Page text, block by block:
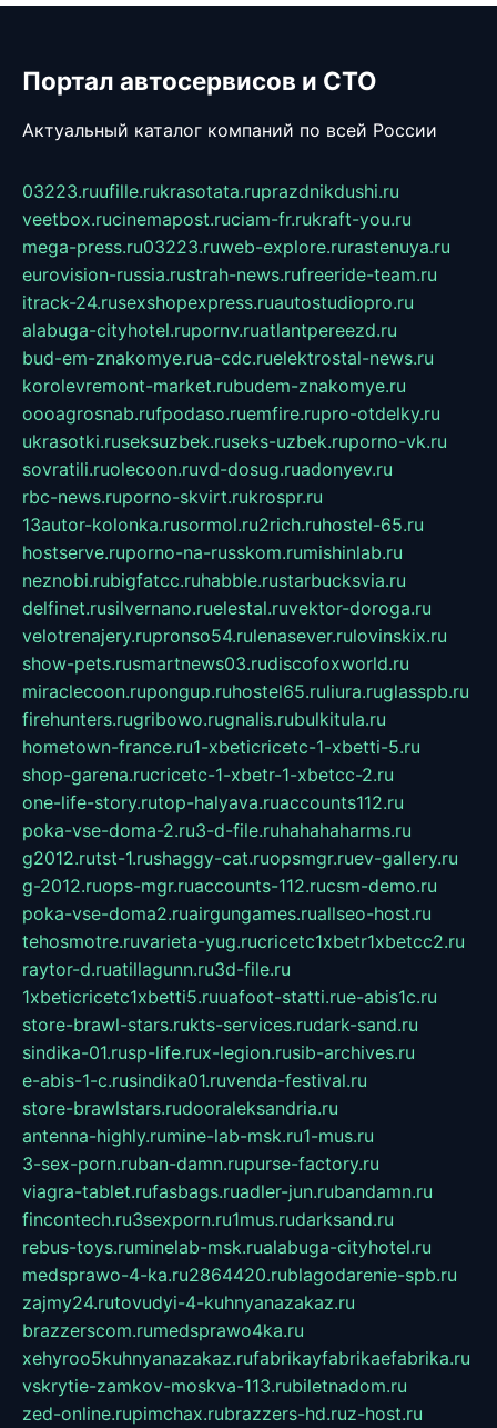
Портал автосервисов и СТО
Актуальный каталог компаний по всей России
03223.ruufille.rukrasotata.ruprazdnikdushi.ru
veetbox.rucinemapost.ruciam-fr.rukraft-you.ru
mega-press.ru03223.ruweb-explore.rurastenuya.ru
eurovision-russia.rustrah-news.rufreeride-team.ru
itrack-24.rusexshopexpress.ruautostudiopro.ru
alabuga-cityhotel.rupornv.ruatlantpereezd.ru
bud-em-znakomye.rua-cdc.ruelektrostal-news.ru
korolevremont-market.rubudem-znakomye.ru
oooagrosnab.rufpodaso.ruemfire.rupro-otdelky.ru
ukrasotki.ruseksuzbek.ruseks-uzbek.ruporno-vk.ru
sovratili.ruolecoon.ruvd-dosug.ruadonyev.ru
rbc-news.ruporno-skvirt.rukrospr.ru
13autor-kolonka.rusormol.ru2rich.ruhostel-65.ru
hostserve.ruporno-na-russkom.rumishinlab.ru
neznobi.rubigfatcc.ruhabble.rustarbucksvia.ru
delfinet.rusilvernano.ruelestal.ruvektor-doroga.ru
velotrenajery.rupronso54.rulenasever.rulovinskix.ru
show-pets.rusmartnews03.rudiscofoxworld.ru
miraclecoon.rupongup.ruhostel65.ruliura.ruglasspb.ru
firehunters.rugribowo.rugnalis.rubulkitula.ru
hometown-france.ru1-xbeticricetc-1-xbetti-5.ru
shop-garena.rucricetc-1-xbetr-1-xbetcc-2.ru
one-life-story.rutop-halyava.ruaccounts112.ru
poka-vse-doma-2.ru3-d-file.ruhahahaharms.ru
g2012.rutst-1.rushaggy-cat.ruopsmgr.ruev-gallery.ru
g-2012.ruops-mgr.ruaccounts-112.rucsm-demo.ru
poka-vse-doma2.ruairgungames.ruallseo-host.ru
tehosmotre.ruvarieta-yug.rucricetc1xbetr1xbetcc2.ru
raytor-d.ruatillagunn.ru3d-file.ru
1xbeticricetc1xbetti5.ruuafoot-statti.rue-abis1c.ru
store-brawl-stars.rukts-services.rudark-sand.ru
sindika-01.rusp-life.rux-legion.rusib-archives.ru
e-abis-1-c.rusindika01.ruvenda-festival.ru
store-brawlstars.rudooraleksandria.ru
antenna-highly.rumine-lab-msk.ru1-mus.ru
3-sex-porn.ruban-damn.rupurse-factory.ru
viagra-tablet.rufasbags.ruadler-jun.rubandamn.ru
fincontech.ru3sexporn.ru1mus.rudarksand.ru
rebus-toys.ruminelab-msk.rualabuga-cityhotel.ru
medsprawo-4-ka.ru2864420.rublagodarenie-spb.ru
zajmy24.rutovudyi-4-kuhnyanazakaz.ru
brazzerscom.rumedsprawo4ka.ru
xehyroo5kuhnyanazakaz.rufabrikayfabrikaefabrika.ru
vskrytie-zamkov-moskva-113.rubiletnadom.ru
zed-online.rupimchax.rubrazzers-hd.ruz-host.ru